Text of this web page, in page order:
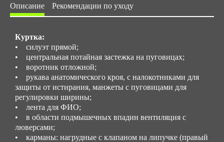
194 до 200
Описание Рекомендации по уходу
Куртка:
• силуэт прямой;
• центральная потайная застежка на пуговицах;
• воротник отложной;
• рукава анатомического кроя, с налокотниками для
защиты от истирания, манжеты с пуговицами для
регулировки ширины;
• лента для ФИО;
• в области подмышечных впадин вентиляция с
люверсами;
• карманы: нагрудные с клапаном на липучке (правый